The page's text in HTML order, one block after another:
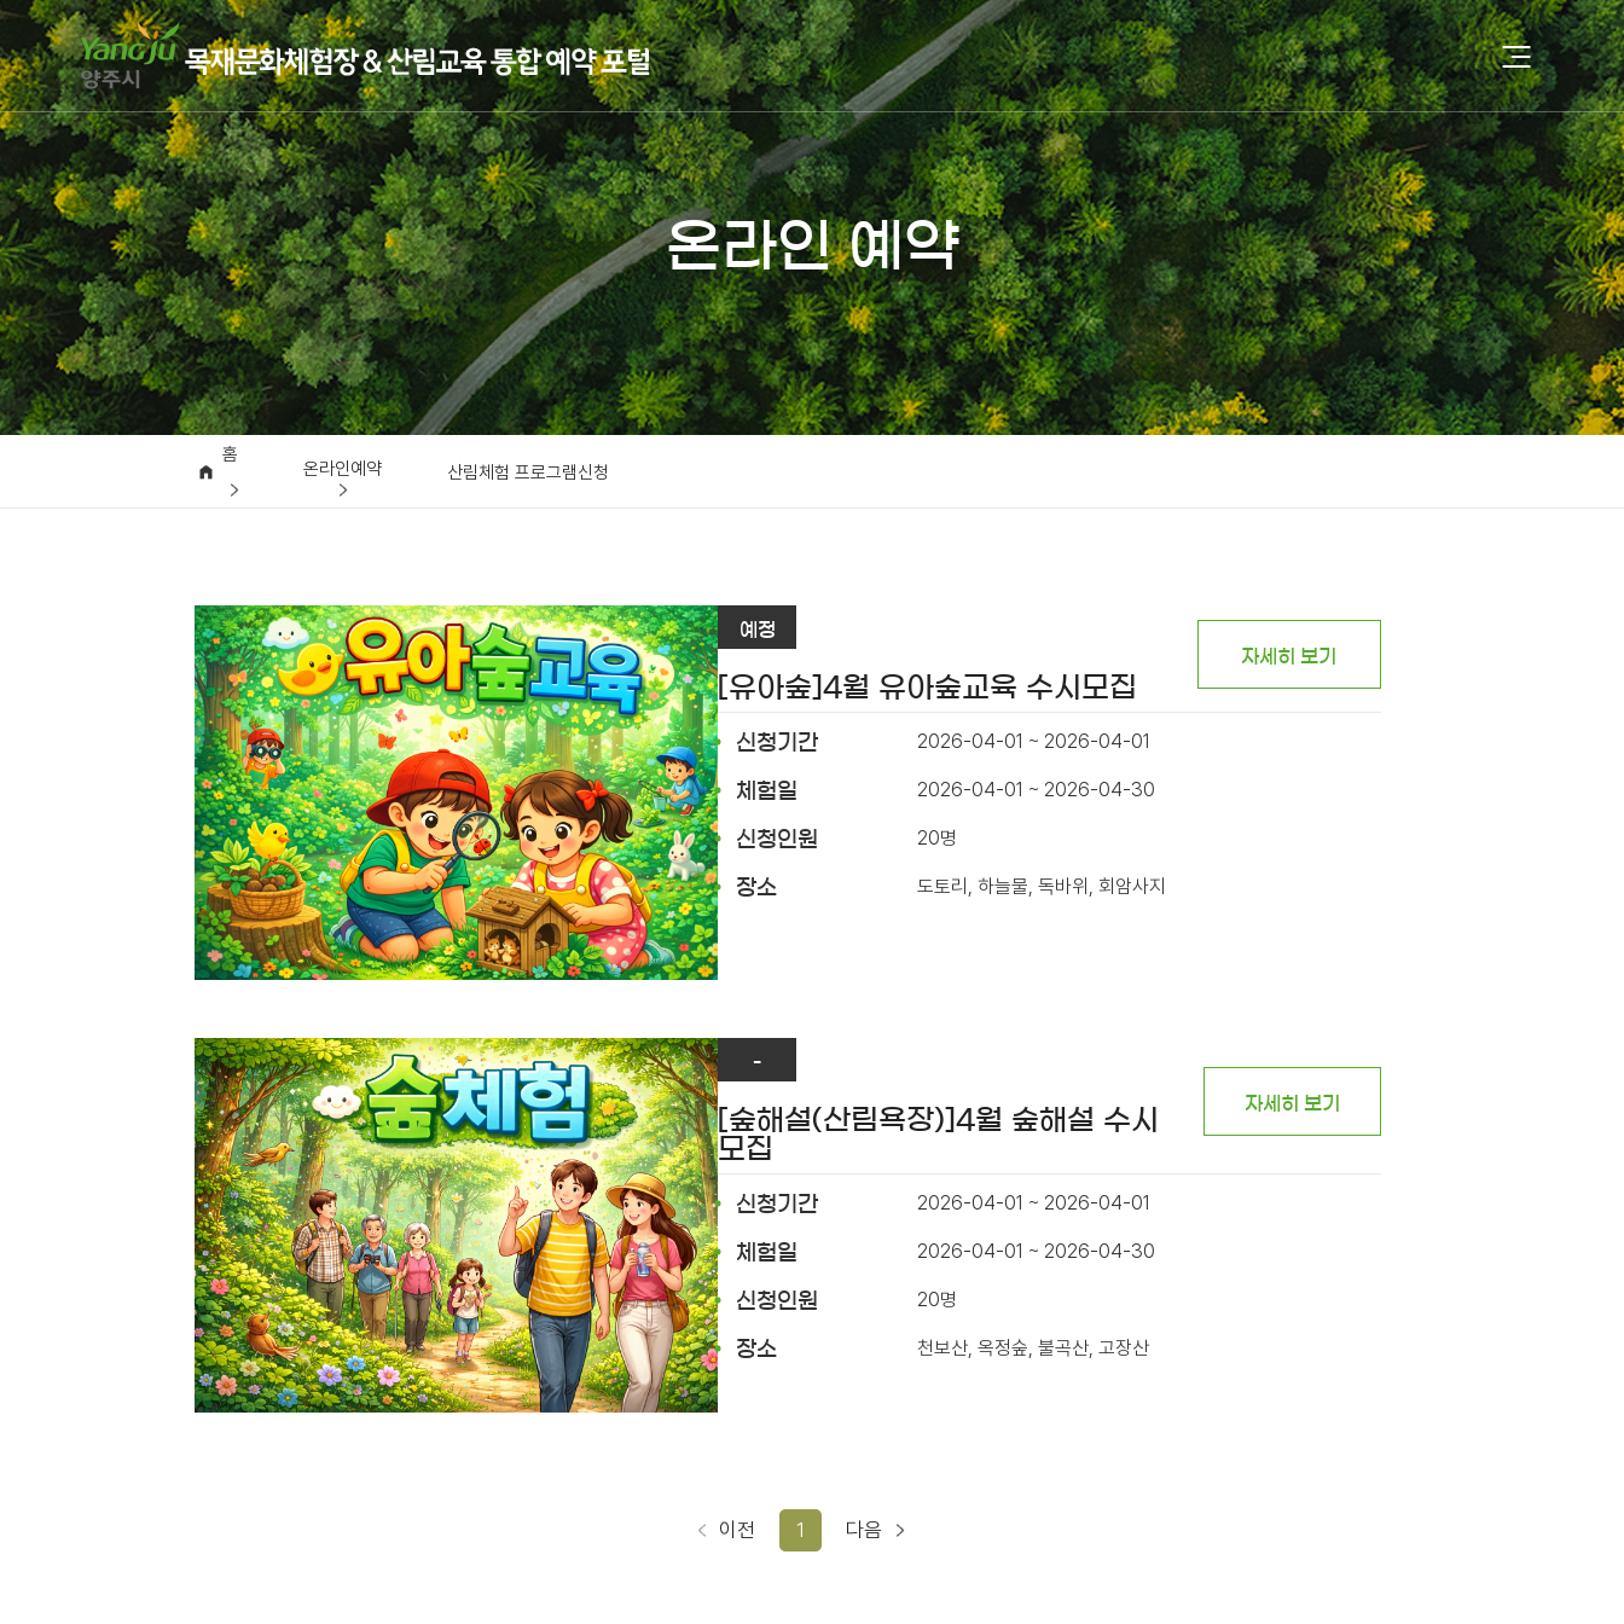
온라인 예약
홈
온라인예약 산림체험 프로그램신청
예정
[유아숲]4월 유아숲교육 수시모집
자세히 보기
신청기간 2026-04-01 ~ 2026-04-01
체험일 2026-04-01 ~ 2026-04-30
신청인원 20명
장소 도토리, 하늘물, 독바위, 회암사지
-
[숲해설(산림욕장)]4월 숲해설 수시
모집
자세히 보기
신청기간 2026-04-01 ~ 2026-04-01
체험일 2026-04-01 ~ 2026-04-30
신청인원 20명
장소 천보산, 옥정숲, 불곡산, 고장산
이전 1 다음